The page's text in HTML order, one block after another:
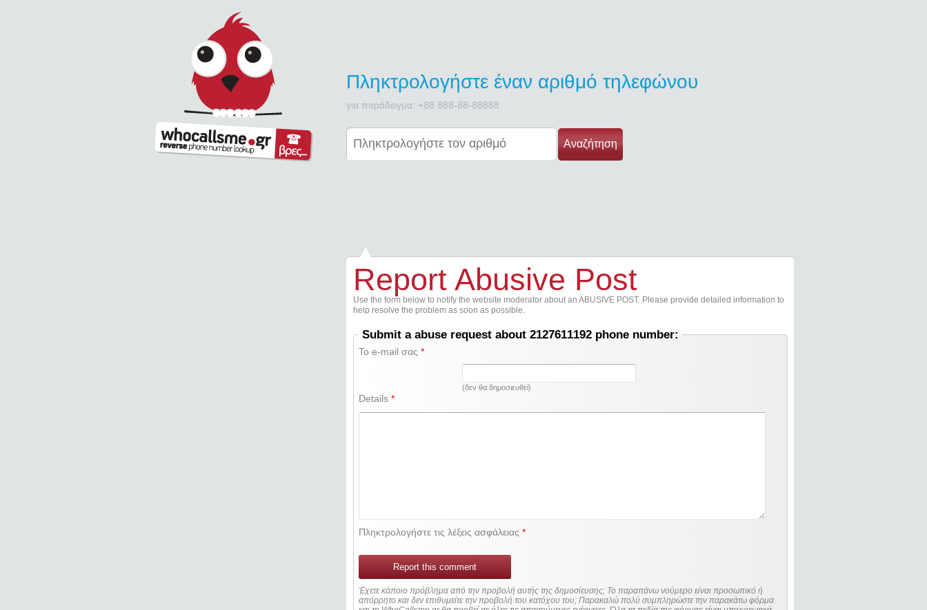
Πληκτρολογήστε έναν αριθμό τηλεφώνου
για παράδειγμα: +88 888-88-88888
Αναζήτηση
Report Abusive Post
Use the form below to notify the website moderator about an ABUSIVE POST. Please provide detailed information to
help resolve the problem as soon as possible.
Submit a abuse request about 2127611192 phone number:
Το e-mail σας*
(δεν θα δημοσιευθεί)
Details*
Πληκτρολογήστε τις λέξεις ασφάλειας*
Report this comment
Έχετε κάποιο πρόβλημα από την προβολή αυτής της δημοσίευσης; Το παραπάνω νούμερο είναι προσωπικό ή
απόρρητο και δεν επιθυμείτε την προβολή του κατόχου του; Παρακαλώ πολύ συμπληρώστε την παρακάτω φόρμα